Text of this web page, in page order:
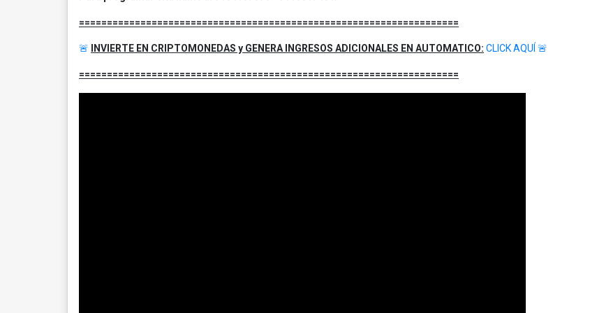
====================================================================
🚨 INVIERTE EN CRIPTOMONEDAS y GENERA INGRESOS ADICIONALES EN AUTOMATICO: CLICK AQUÍ 🚨
====================================================================